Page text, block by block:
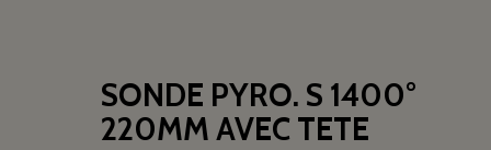
SONDE PYRO. S 1400°
220MM AVEC TETE